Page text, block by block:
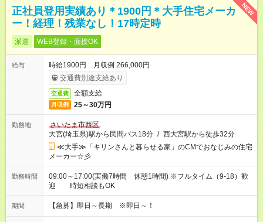
NEW
正社員登用実績あり＊1900円＊大手住宅メーカ
ー！経理！残業なし！17時定時
派遣 WEB登録・面接OK
給与
時給1900円 月収例 266,000円
交通費別途支給あり
交通費 全額支給
月収例 25～30万円
勤務地
さいたま市西区
大宮(埼玉県)駅から民間バス18分 / 西大宮駅から徒歩32分
≪大手≫「キリンさんと暮らせる家」のCMでおなじみの住宅
メーカー☆彡
勤務時間
09:00～17:00(実働7時間 休憩1時間) ※フルタイム（9-18）歓
迎 時短相談もOK
期間 【急募】即日～長期 ※即日～！